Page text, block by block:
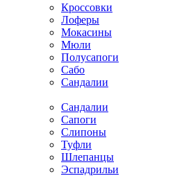
Кроссовки
Лоферы
Мокасины
Мюли
Полусапоги
Сабо
Сандалии
Сандалии
Сапоги
Слипоны
Туфли
Шлепанцы
Эспадрильи